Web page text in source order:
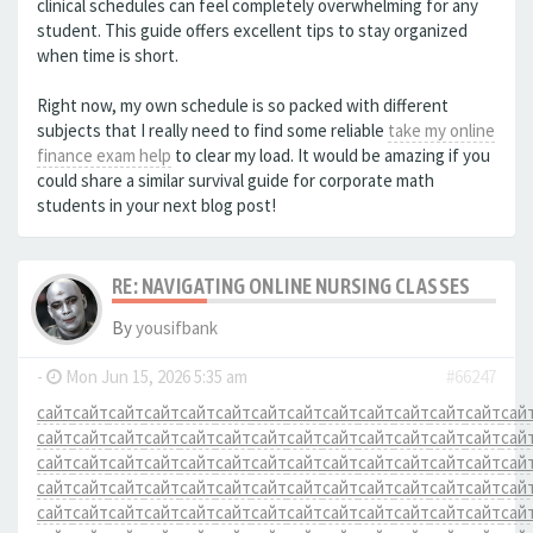
clinical schedules can feel completely overwhelming for any
student. This guide offers excellent tips to stay organized
when time is short.
Right now, my own schedule is so packed with different
subjects that I really need to find some reliable take my online
finance exam help to clear my load. It would be amazing if you
could share a similar survival guide for corporate math
students in your next blog post!
RE: NAVIGATING ONLINE NURSING CLASSES
Byyousifbank
- Mon Jun 15, 2026 5:35 am
#66247
сайтсайтсайтсайтсайтсайтсайтсайтсайтсайтсайтсайтсайт
сайтсайтсайтсайтсайтсайтсайтсайтсайтсайтсайтсайтсайт
сайтсайтсайтсайтсайтсайтсайтсайтсайтсайтсайтсайтсайт
сайтсайтсайтсайтсайтсайтсайтсайтсайтсайтсайтсайтсайт
сайтсайтсайтсайтсайтсайтсайтсайтсайтсайтсайтсайтсайт